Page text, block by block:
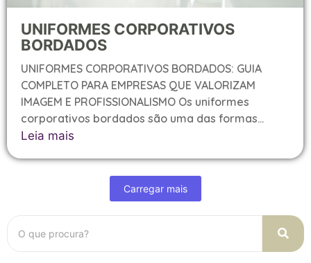
UNIFORMES CORPORATIVOS
BORDADOS
UNIFORMES CORPORATIVOS BORDADOS: GUIA
COMPLETO PARA EMPRESAS QUE VALORIZAM
IMAGEM E PROFISSIONALISMO Os uniformes
corporativos bordados são uma das formas...
Leia mais
Carregar mais